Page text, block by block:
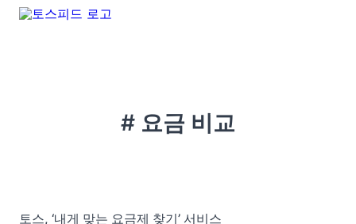
# 요금 비교
토스, ‘내게 맞는 요금제 찾기’ 서비스